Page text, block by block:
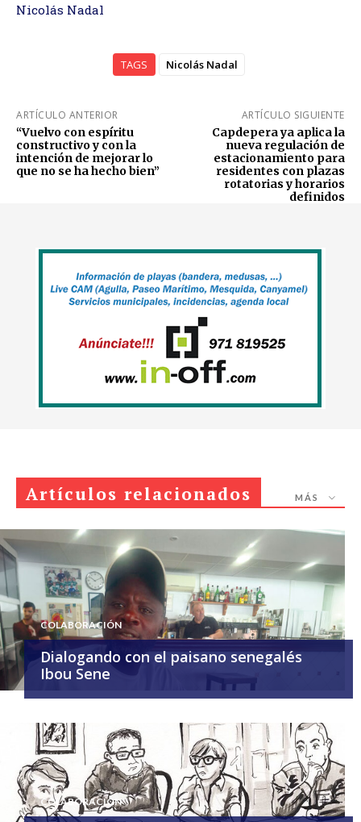
Nicolás Nadal
TAGS Nicolás Nadal
ARTÍCULO ANTERIOR
“Vuelvo con espíritu
constructivo y con la
intención de mejorar lo
que no se ha hecho bien”
ARTÍCULO SIGUIENTE
Capdepera ya aplica la
nueva regulación de
estacionamiento para
residentes con plazas
rotatorias y horarios
definidos
Artículos relacionados MÁS
COLABORACIÓN
Dialogando con el paisano senegalés
Ibou Sene
COLABORACIÓN